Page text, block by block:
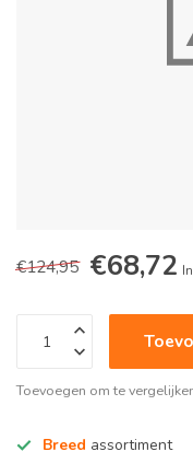
€124,95 €68,72
Toevoegen om te
Breed assortiment